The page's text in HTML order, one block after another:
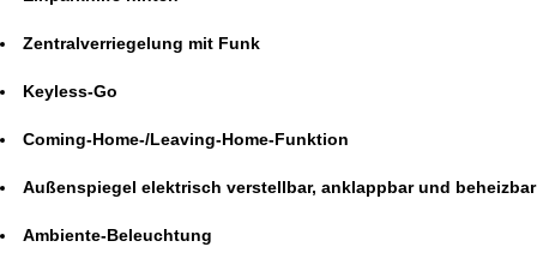
Zentralverriegelung mit Funk
Keyless-Go
Coming-Home-/Leaving-Home-Funktion
Außenspiegel elektrisch verstellbar, anklappbar und beheizbar
Ambiente-Beleuchtung